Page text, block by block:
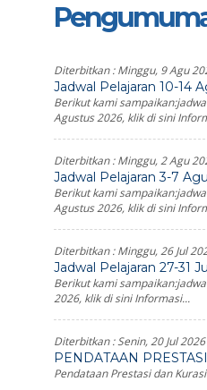
Diterbitkan :Minggu, 9 Agu
Jadwal Pelajaran 10-14
Berikut kami
Agustus 2026, klik di sini
Diterbitkan :Minggu, 2 Agu
Jadwal Pelajaran 3-7
Berikut kami
Agustus 2026, klik di sini
Diterbitkan :Minggu, 26 Jul
Jadwal Pelajaran 27-31
Berikut kami
2026, klik di sini Informasi...
Diterbitkan :Senin, 20 Jul 2026
PENDATAAN PRESTASI
Pendataan Prestasi dan